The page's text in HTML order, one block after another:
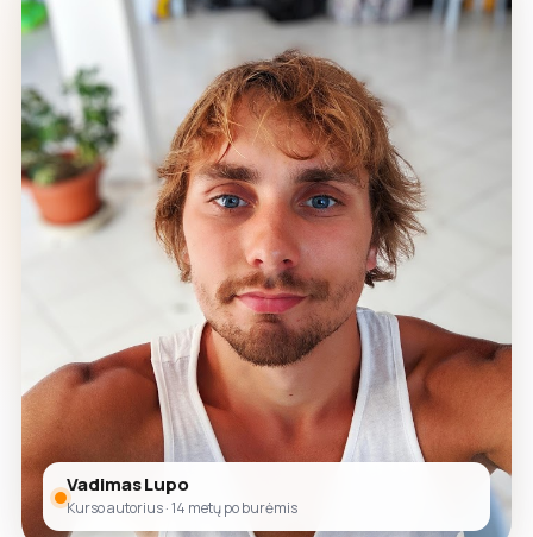
Vadimas Lupo
Kurso autorius · 14 metų po burėmis